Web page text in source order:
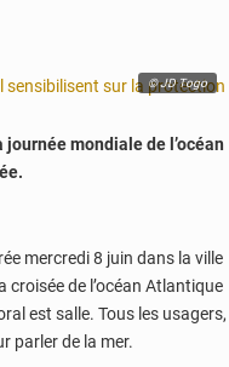
© JD Togo
journée mondiale de l’océan
mercredi 8 juin dans la ville
croisée de l’océan Atlantique
est salle. Tous les usagers,
parler de la mer.